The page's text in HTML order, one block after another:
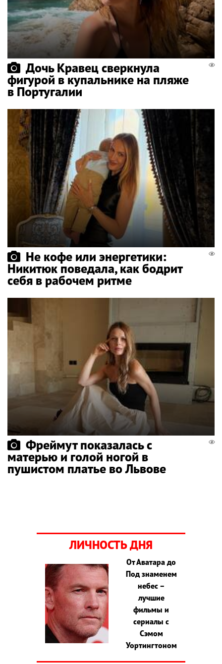
Дочь Кравец сверкнула
фигурой в купальнике на пляже
в Португалии
Не кофе или энергетики:
Никитюк поведала, как бодрит
себя в рабочем ритме
Фреймут показалась с
матерью и голой ногой в
пушистом платье во Львове
ЛИЧНОСТЬ ДНЯ
От Аватара до
Под знаменем
небес –
лучшие
фильмы и
сериалы с
Сэмом
Уортингтоном